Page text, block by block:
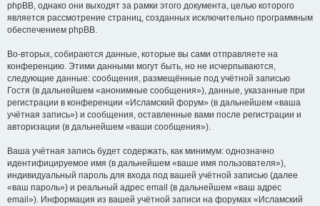
phpBB, однако они выходят за рамки этого документа, целью которого
является рассмотрение страниц, созданных исключительно программным
обеспечением phpBB.
Во-вторых, собираются данные, которые вы сами отправляете на
конференцию. Этими данными могут быть, но не исчерпываются,
следующие данные: сообщения, размещённые под учётной записью
Гостя (в дальнейшем «анонимные сообщения»), данные, указанные при
регистрации в конференции «Исламский форум» (в дальнейшем «ваша
учётная запись») и сообщения, оставленные вами после регистрации и
авторизации (в дальнейшем «ваши сообщения»).
Ваша учётная запись будет содержать, как минимум: однозначно
идентифицируемое имя (в дальнейшем «ваше имя пользователя»),
индивидуальный пароль для входа под вашей учётной записью (далее
«ваш пароль») и реальный адрес email (в дальнейшем «ваш адрес
email»). Информация из вашей учётной записи на форумах «Исламский